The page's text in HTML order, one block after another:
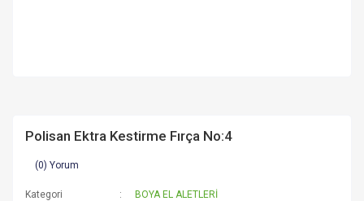
Polisan Ektra Kestirme Fırça No:4
(0) Yorum
Kategori
BOYA EL ALETLERİ